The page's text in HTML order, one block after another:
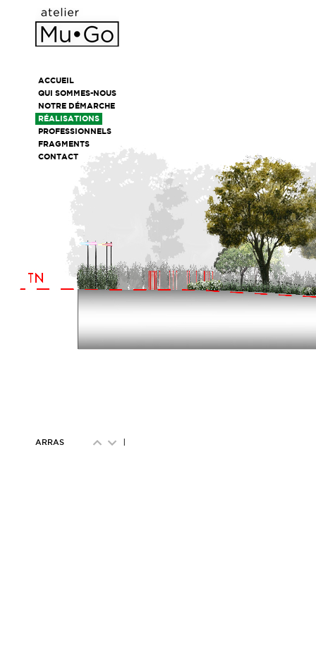
ACCUEIL
QUI SOMMES-NOUS
NOTRE DÉMARCHE
RÉALISATIONS
PROFESSIONNELS
FRAGMENTS
CONTACT
ARRAS